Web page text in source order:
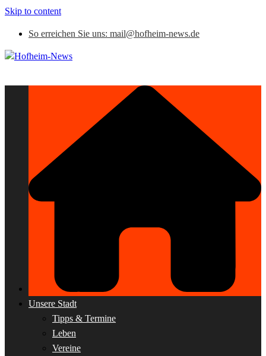
Skip to content
So erreichen Sie uns: mail@hofheim-news.de
Unsere Stadt
Tipps & Termine
Leben
Vereine